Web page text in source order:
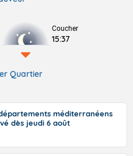
Coucher
15:37
Quartier
méditerranéens
dès jeudi 6 août